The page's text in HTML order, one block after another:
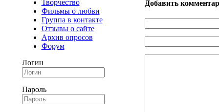
Творчество
Фильмы о любви
Группа в контакте
Отзывы о сайте
Архив опросов
Форум
Логин
Пароль
Добавить